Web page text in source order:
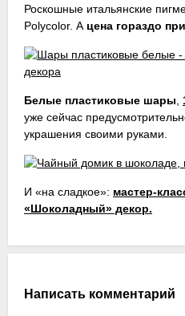
Роскошные итальянские
Polycolor. А цена гораздо
Белые пластиковые шары,
уже сейчас
украшения своими руками.
И «на сладкое»: мастер-
«Шоколадный» декор.
Написать комментарий